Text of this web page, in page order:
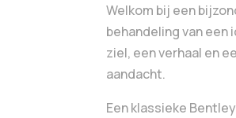
Welkom bij een
behandeling van een
ziel, een verhaal en
aandacht.
Een klassieke